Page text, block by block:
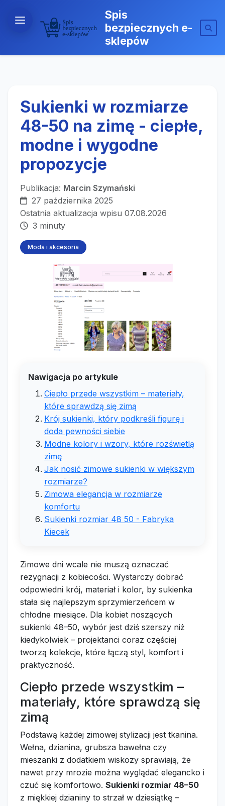
Spis
bezpiecznych e-
sklepów
Sukienki w rozmiarze
48-50 na zimę - ciepłe,
modne i wygodne
propozycje
Publikacja: Marcin Szymański
27 października 2025
Ostatnia aktualizacja wpisu 07.08.2026
3 minuty
Moda i akcesoria
Nawigacja po artykule
Ciepło przede wszystkim – materiały,
które sprawdzą się zimą
Krój sukienki, który podkreśli figurę i
doda pewności siebie
Modne kolory i wzory, które rozświetlą
zimę
Jak nosić zimowe sukienki w większym
rozmiarze?
Zimowa elegancja w rozmiarze
komfortu
Sukienki rozmiar 48 50 - Fabryka
Kiecek
Zimowe dni wcale nie muszą oznaczać
rezygnacji z kobiecości. Wystarczy dobrać
odpowiedni krój, materiał i kolor, by sukienka
stała się najlepszym sprzymierzeńcem w
chłodne miesiące. Dla kobiet noszących
sukienki 48–50, wybór jest dziś szerszy niż
kiedykolwiek – projektanci coraz częściej
tworzą kolekcje, które łączą styl, komfort i
praktyczność.
Ciepło przede wszystkim –
materiały, które sprawdzą się
zimą
Podstawą każdej zimowej stylizacji jest tkanina.
Wełna, dzianina, grubsza bawełna czy
mieszanki z dodatkiem wiskozy sprawiają, że
nawet przy mrozie można wyglądać elegancko i
czuć się komfortowo. Sukienki rozmiar 48–50
z miękkiej dzianiny to strzał w dziesiątkę –